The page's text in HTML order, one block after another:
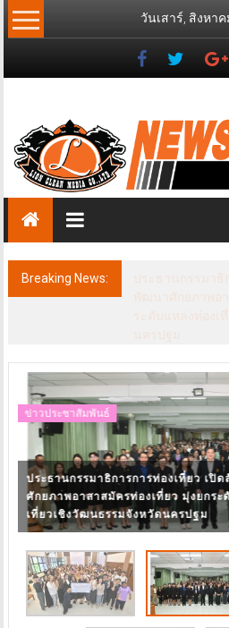
Skip
to
วันเสาร์, สิงหาค
News
Freelancer
วส์
ฟรี
แลน
เซอร์
Breaking News:
ทรู X คณะแพทย์ มธ. X รพ.ธรรมศาสต
ดิจิทัล ขับเคลื่อนสาธารณสุขไทยสู่
ชูไฮไลต์ “THAMMASAT–TRUE AI
INNOVATION HUB”
ข่าวประชาสัมพันธ์